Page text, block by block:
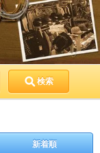
検索
新着順